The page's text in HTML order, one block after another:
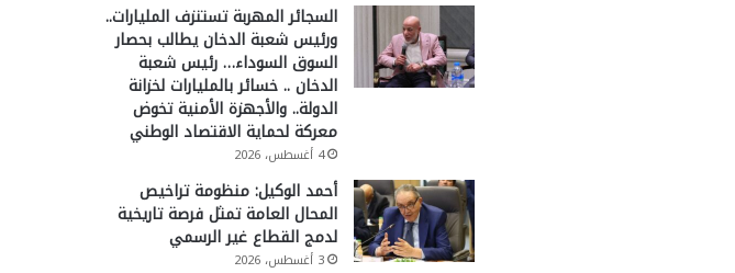
السجائر المهربة تستنزف المليارات..
ورئيس شعبة الدخان يطالب بحصار
السوق السوداء… رئيس شعبة
الدخان .. خسائر بالمليارات لخزانة
الدولة.. والأجهزة الأمنية تخوض
معركة لحماية الاقتصاد الوطني
4 أغسطس، 2026
أحمد الوكيل: منظومة تراخيص
المحال العامة تمثل فرصة تاريخية
لدمج القطاع غير الرسمي
3 أغسطس، 2026